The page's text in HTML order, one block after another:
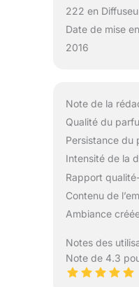
222 en
Date de mise
2016
Note de la
Qualité du
Persistance du
Intensité de la
Rapport
Contenu de
Ambiance
Notes des
Note de 4.3